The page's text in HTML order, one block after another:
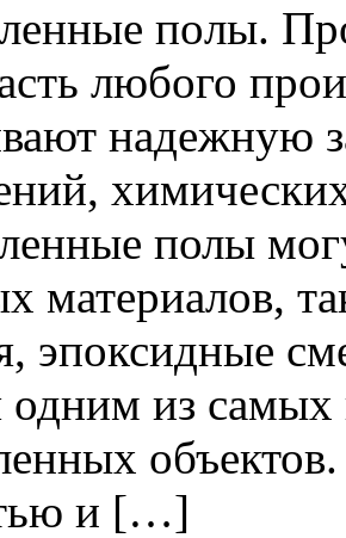
пoлы.
любого
надежную
полы
материалов,
эпоксидные
одним из
и […]